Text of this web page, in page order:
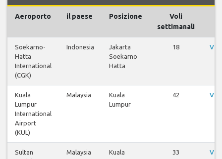
Aeroporto il paese Posizione
Voli
settimanali
Soekarno-
Hatta
International
(CGK)
Indonesia
Jakarta
Soekarno
Hatta
18
Kuala
Lumpur
International
Airport
(KUL)
Malaysia
Kuala
Lumpur
42
Sultan
Malaysia
Kuala
33